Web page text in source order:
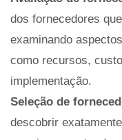
dos fornecedores
examinando
como recursos,
implementação.
Seleção de
descobrir